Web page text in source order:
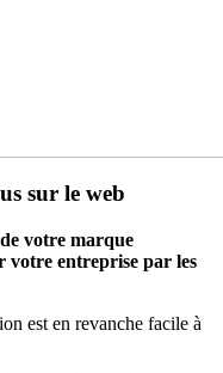
sur le web
votre marque
votre entreprise par les
est en revanche facile à